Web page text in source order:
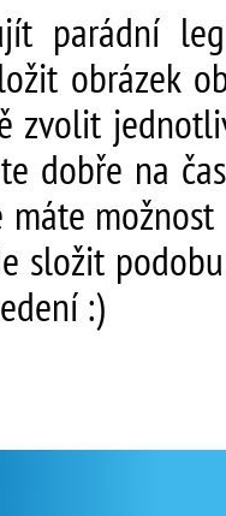
parádní
obrázek
zvolit
dobře na
složit
:)